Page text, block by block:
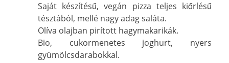
Saját készítésű, vegán pizza teljes kiőrlésű
tésztából, mellé nagy adag saláta.
Olíva olajban pirított hagymakarikák.
Bio, cukormenetes joghurt, nyers
gyümölcsdarabokkal.